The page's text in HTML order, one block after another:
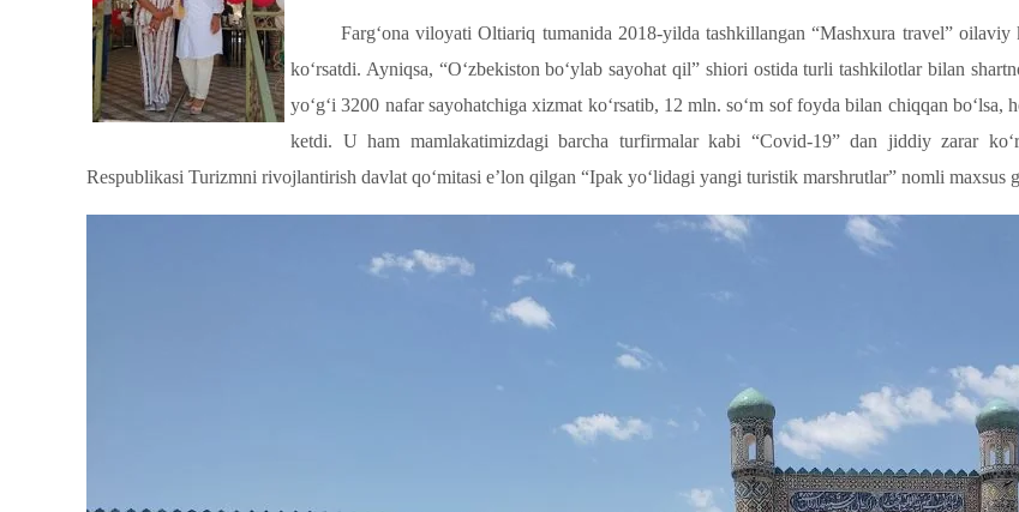
Farg‘ona viloyati Oltiariq tumanida 2018-yilda tashkillangan “Mashxura travel”
ko‘rsatdi. Ayniqsa, “O‘zbekiston bo‘ylab sayohat qil” shiori ostida turli tashkilotlar bilan
yo‘g‘i 3200 nafar sayohatchiga xizmat ko‘rsatib, 12 mln. so‘m sof foyda bilan chiqqan
ketdi. U ham mamlakatimizdagi barcha turfirmalar kabi “Covid-19” dan jiddiy zarar
Respublikasi Turizmni rivojlantirish davlat qo‘mitasi eʼlon qilgan “Ipak yo‘lidagi yangi turistik marshrutlar” nomli maxsus